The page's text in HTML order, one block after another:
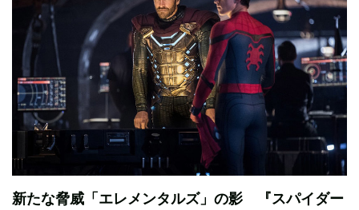
新たな脅威「エレメンタルズ」の影 『スパイダー